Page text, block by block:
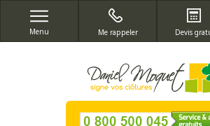
Menu Me rappeler Devis